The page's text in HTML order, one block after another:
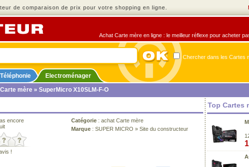
de comparaison de prix pour votre shopping en ligne.
Achat Carte mère en ligne : le meilleur réflexe pour acheter
Chercher dans les Cartes
Electroménager
Carte mère » SuperMicro X10SLM-F-O
encore
!
Catégorie : achat Carte mère
Marque : SUPER MICRO » Site du constructeur
Top Cartes